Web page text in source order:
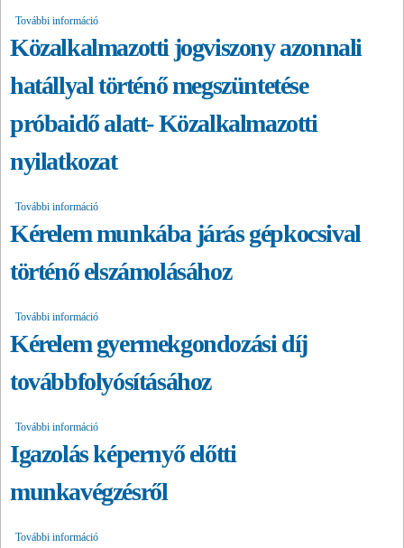
További információ
tartalommal kapcsolatosan
Közalkalmazotti jogviszony azonnali
hatállyal történő megszüntetése
próbaidő alatt- Közalkalmazotti
nyilatkozat
További információ
próbaidő alatt- Közalkalmazotti nyilatkozat tartalommal kapcsolatosan
Kérelem munkába járás gépkocsival
történő elszámolásához
További információ
tartalommal kapcsolatosan
Kérelem gyermekgondozási díj
továbbfolyósításához
További információ
kapcsolatosan
Igazolás képernyő előtti
munkavégzésről
További információ